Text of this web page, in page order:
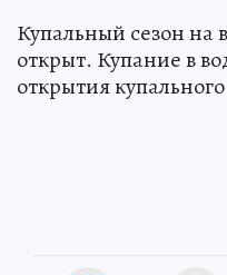
Купальный сезон на
открыт. Купание в
открытия